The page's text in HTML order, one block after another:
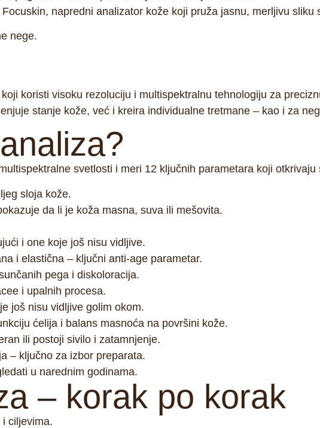
Focuskin, napredni analizator kože koji pruža jasnu, merljivu sliku
nege.
koristi visoku rezoluciju i multispektralnu tehnologiju za
stanje kože, već i kreira individualne tretmane – kao i za
svetlosti i meri 12 ključnih parametara koji otkrivaju
sloja kože.
da li je koža masna, suva ili mešovita.
i one koje još nisu vidljive.
i elastična – ključni anti-age parametar.
pega i diskoloracija.
i upalnih procesa.
još nisu vidljive golim okom.
ćelija i balans masnoća na površini kože.
ili postoji sivilо i zatamnjenje.
– ključno za izbor preparata.
u narednim godinama.
– korak po korak
ciljevima.